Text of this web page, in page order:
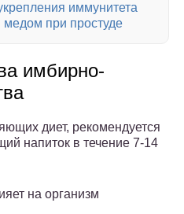
иммунитета
при простуде
имбирно-
диет, рекомендуется
напиток в течение 7-14
на организм